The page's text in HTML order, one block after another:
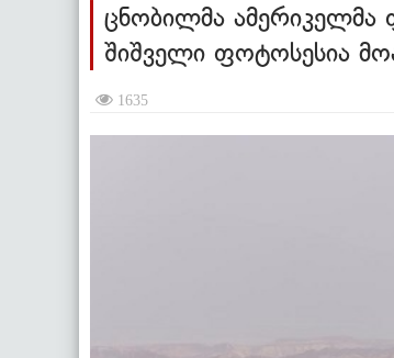
ცნობილმა
შიშველი ფოტოსესია
1635